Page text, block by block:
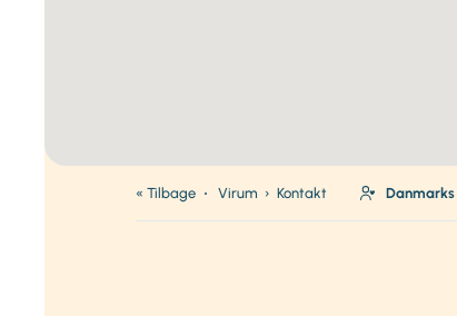
« Tilbage Virum › Kontakt